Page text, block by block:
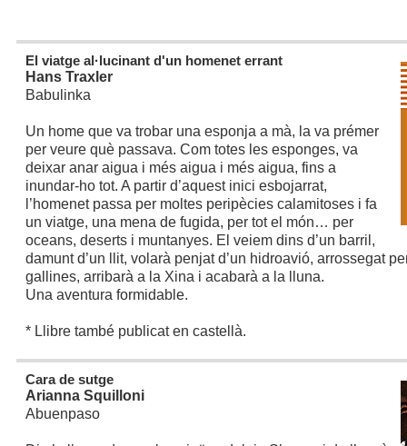
El viatge al·lucinant d'un homenet errant
Hans Traxler
Babulinka
Un home que va trobar una esponja a mà, la va prémer
per veure què passava. Com totes les esponges, va
deixar anar aigua i més aigua i més aigua, fins a
inundar-ho tot. A partir d’aquest inici esbojarrat,
l’homenet passa per moltes peripècies calamitoses i fa
un viatge, una mena de fugida, per tot el món… per
oceans, deserts i muntanyes. El veiem dins d’un barril,
damunt d’un llit, volarà penjat d’un hidroavió, arrossegat
gallines, arribarà a la Xina i acabarà a la lluna.
Una aventura formidable.
* Llibre també publicat en castellà.
Cara de sutge
Arianna Squilloni
Abuenpaso